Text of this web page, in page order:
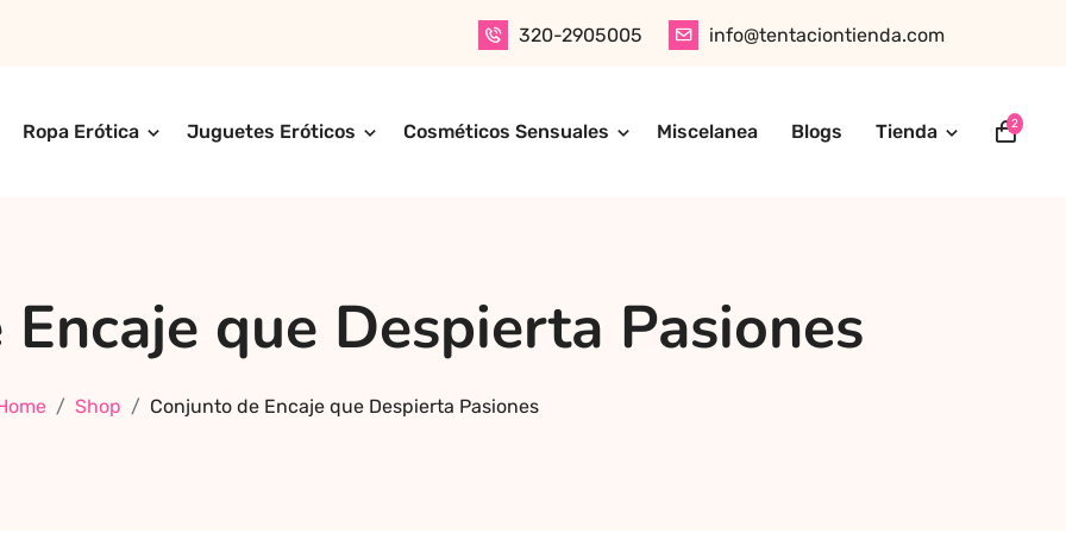
320-2905005 info@tentaciontienda.com
Ropa Erótica Juguetes Eróticos Cosméticos Sensuales Miscelanea Blogs Tienda 2
que Despierta Pasiones
Shop Conjunto de Encaje que Despierta Pasiones